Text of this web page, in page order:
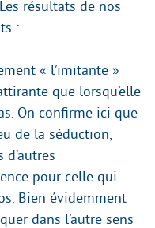
résultats de nos
:
« l’imitante »
que lorsqu’elle
On confirme ici que
de la séduction,
pour celle qui
Bien évidemment
dans l’autre sens